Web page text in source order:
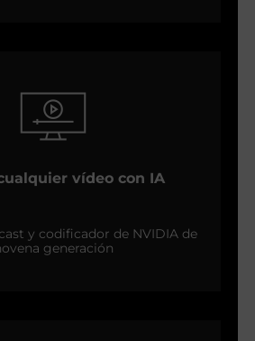
vídeo con IA
y codificador de NVIDIA de
generación